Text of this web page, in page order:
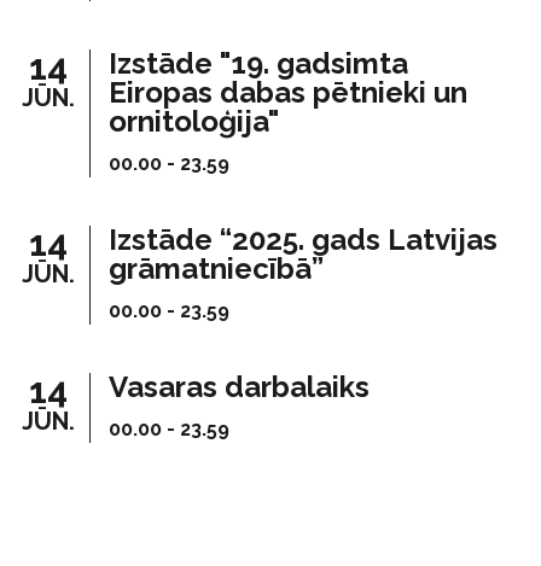
14
JŪN.
Izstāde "19. gadsimta
Eiropas dabas pētnieki un
ornitoloģija"
00.00 - 23.59
14
JŪN.
Izstāde “2025. gads Latvijas
grāmatniecībā”
00.00 - 23.59
14
JŪN.
Vasaras darbalaiks
00.00 - 23.59